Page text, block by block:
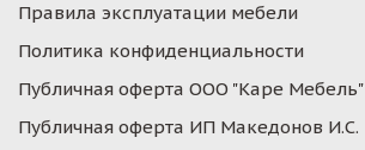
Правила эксплуатации мебели
Политика конфиденциальности
Публичная оферта ООО "Каре Мебель"
Публичная оферта ИП Македонов И.С.